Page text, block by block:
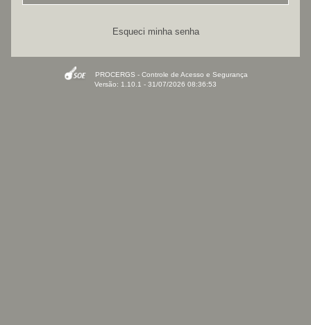
Esqueci minha senha
PROCERGS - Controle de Acesso e Segurança
Versão: 1.10.1 - 31/07/2026 08:36:53